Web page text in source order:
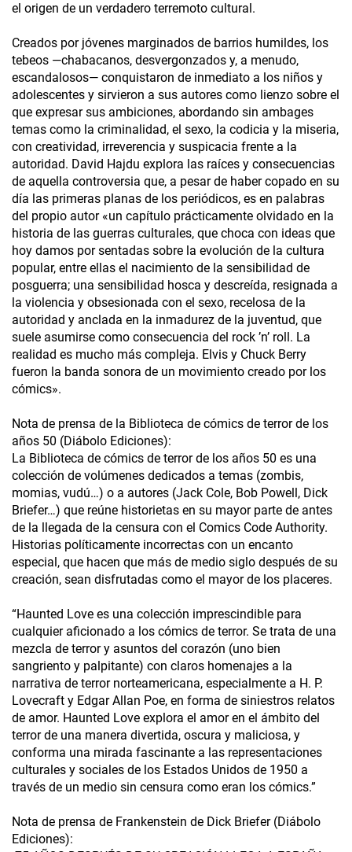
el origen de un verdadero terremoto cultural.
Creados por jóvenes marginados de barrios humildes, los
tebeos —chabacanos, desvergonzados y, a menudo,
escandalosos— conquistaron de inmediato a los niños y
adolescentes y sirvieron a sus autores como lienzo sobre el
que expresar sus ambiciones, abordando sin ambages
temas como la criminalidad, el sexo, la codicia y la miseria,
con creatividad, irreverencia y suspicacia frente a la
autoridad. David Hajdu explora las raíces y consecuencias
de aquella controversia que, a pesar de haber copado en su
día las primeras planas de los periódicos, es en palabras
del propio autor «un capítulo prácticamente olvidado en la
historia de las guerras culturales, que choca con ideas que
hoy damos por sentadas sobre la evolución de la cultura
popular, entre ellas el nacimiento de la sensibilidad de
posguerra; una sensibilidad hosca y descreída, resignada a
la violencia y obsesionada con el sexo, recelosa de la
autoridad y anclada en la inmadurez de la juventud, que
suele asumirse como consecuencia del rock ’n’ roll. La
realidad es mucho más compleja. Elvis y Chuck Berry
fueron la banda sonora de un movimiento creado por los
cómics».
Nota de prensa de la Biblioteca de cómics de terror de los
años 50 (Diábolo Ediciones):
La Biblioteca de cómics de terror de los años 50 es una
colección de volúmenes dedicados a temas (zombis,
momias, vudú…) o a autores (Jack Cole, Bob Powell, Dick
Briefer…) que reúne historietas en su mayor parte de antes
de la llegada de la censura con el Comics Code Authority.
Historias políticamente incorrectas con un encanto
especial, que hacen que más de medio siglo después de su
creación, sean disfrutadas como el mayor de los placeres.
“Haunted Love es una colección imprescindible para
cualquier aficionado a los cómics de terror. Se trata de una
mezcla de terror y asuntos del corazón (uno bien
sangriento y palpitante) con claros homenajes a la
narrativa de terror norteamericana, especialmente a H. P.
Lovecraft y Edgar Allan Poe, en forma de siniestros relatos
de amor. Haunted Love explora el amor en el ámbito del
terror de una manera divertida, oscura y maliciosa, y
conforma una mirada fascinante a las representaciones
culturales y sociales de los Estados Unidos de 1950 a
través de un medio sin censura como eran los cómics.”
Nota de prensa de Frankenstein de Dick Briefer (Diábolo
Ediciones):